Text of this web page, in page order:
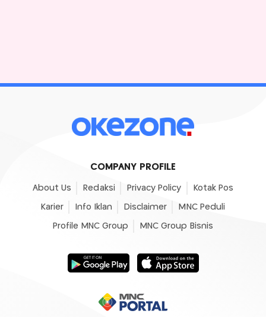
COMPANY PROFILE
About Us Redaksi Privacy Policy Kotak Pos
Karier Info Iklan Disclaimer MNC Peduli
Profile MNC Group MNC Group Bisnis